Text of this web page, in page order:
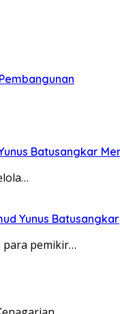
Batusangkar
Yunus Batusangkar
pemikir…